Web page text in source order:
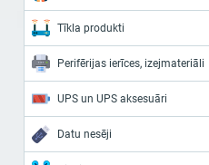
Tīkla produkti
Perifērijas ierīces, izejmateriāli
UPS un UPS aksesuāri
Datu nesēji